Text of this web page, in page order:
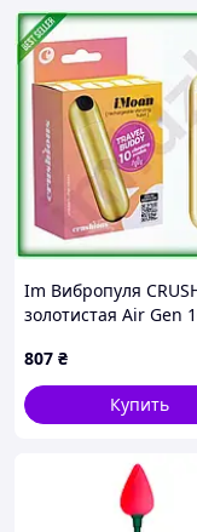
Im Вибропуля
золотистая Air Gen
интимная игрушка
удовольствия и ре
IMD22/G
807 ₴
Купить